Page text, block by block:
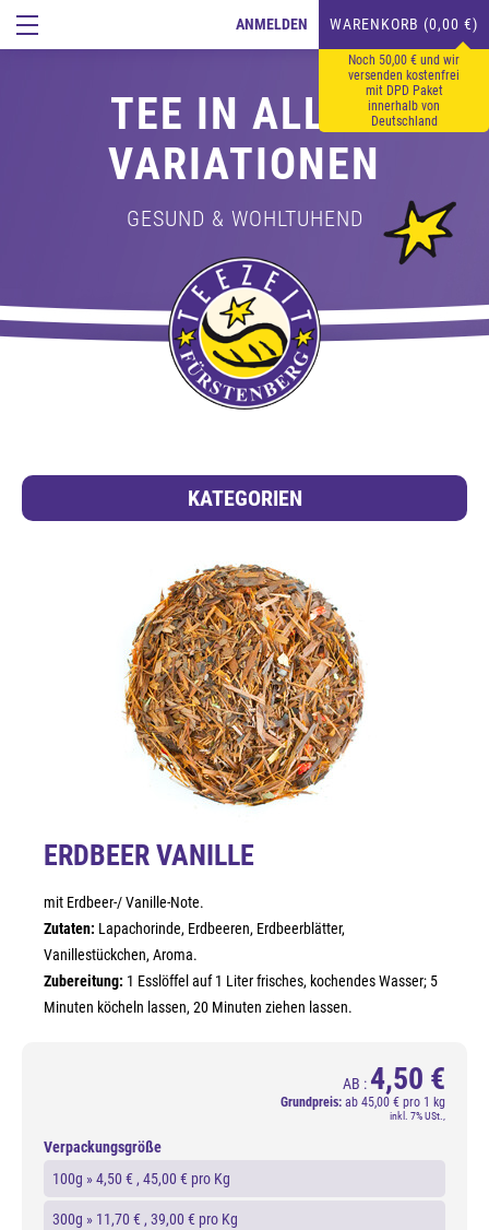
ANMELDEN WARENKORB (0,00 €)
Noch 50,00 € und wir
versenden kostenfrei
mit DPD Paket
innerhalb von
Deutschland
TEE IN ALLEN
VARIATIONEN
GESUND & WOHLTUHEND
KATEGORIEN
ERDBEER VANILLE
mit Erdbeer-/ Vanille-Note.
Zutaten: Lapachorinde, Erdbeeren, Erdbeerblätter,
Vanillestückchen, Aroma.
Zubereitung: 1 Esslöffel auf 1 Liter frisches, kochendes Wasser; 5
Minuten köcheln lassen, 20 Minuten ziehen lassen.
AB : 4,50 €
Grundpreis: ab 45,00 € pro 1 kg
inkl. 7% USt.,
Verpackungsgröße
100g »4,50 € , 45,00 € pro Kg
300g » 11,70 € , 39,00 € pro Kg